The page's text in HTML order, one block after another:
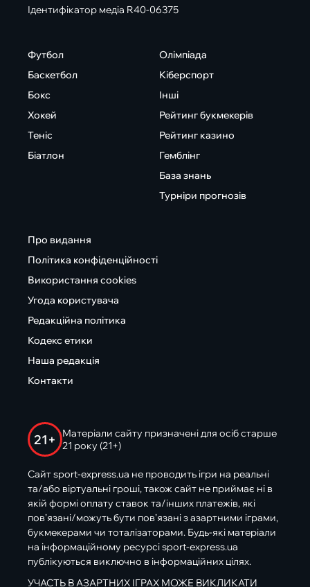
Ідентифікатор медіа R40-06375
Футбол
Баскетбол
Бокс
Хокей
Теніс
Біатлон
Олімпіада
Кіберспорт
Інші
Рейтинг букмекерів
Рейтинг казино
Гемблінг
База знань
Турніри прогнозів
Про видання
Політика конфіденційності
Використання cookies
Угода користувача
Редакційна політика
Кодекс етики
Наша редакція
Контакти
21+
Матеріали сайту призначені для осіб старше
21 року (21+)
Сайт sport-express.ua не проводить ігри на реальні
та/або віртуальні гроші, також сайт не приймає ні в
якій формі оплату ставок та/інших платежів, які
пов’язані/можуть бути пов’язані з азартними іграми,
букмекерами чи тоталізаторами. Будь-які матеріали
на інформаційному ресурсі sport-express.ua
публікуються виключно в інформаційних цілях.
УЧАСТЬ В АЗАРТНИХ ІГРАХ МОЖЕ ВИКЛИКАТИ